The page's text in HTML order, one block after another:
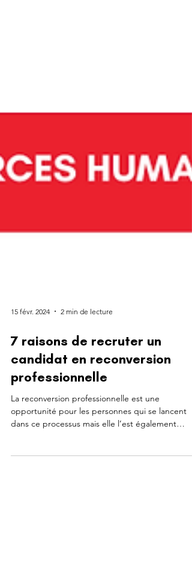
15 févr. 2024 2 min de lecture
7 raisons de recruter un
candidat en reconversion
professionnelle
La reconversion professionnelle est une